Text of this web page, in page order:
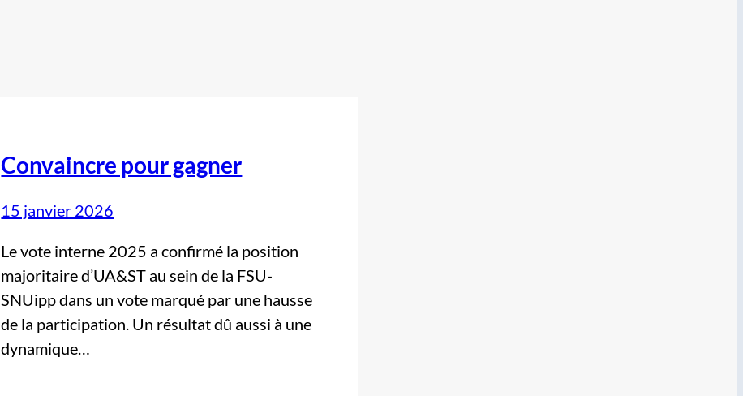
Convaincre pour gagner
15 janvier 2026
Le vote interne 2025 a confirmé la position
majoritaire d’UA&ST au sein de la FSU-
SNUipp dans un vote marqué par une hausse
de la participation. Un résultat dû aussi à une
dynamique…